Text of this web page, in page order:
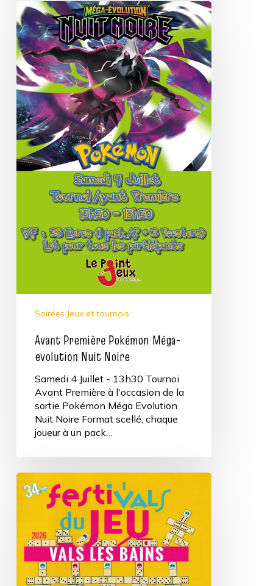
Avant
Première
Pokémon
Méga-
evolution
Nuit
Noire
Soirées Jeux et tournois
Avant Première Pokémon Méga-
evolution Nuit Noire
Samedi 4 Juillet - 13h30 Tournoi
Avant Première à l'occasion de la
sortie Pokémon Méga Evolution
Nuit Noire Format scellé, chaque
joueur à un pack…
Festi’Vals
du
Vals
les
Bains